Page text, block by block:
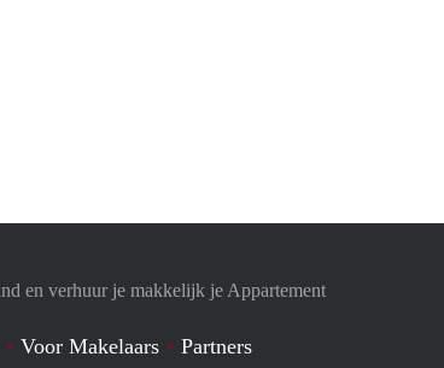
en verhuur je makkelijk je Appartement
Voor Makelaars Partners